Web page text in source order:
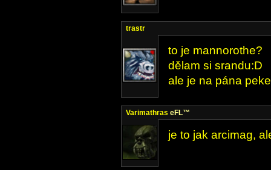
trastr
to je mannorothe?
dělam si srandu:D
ale je na pána
Varimathras eFL™
je to jak arcimag,